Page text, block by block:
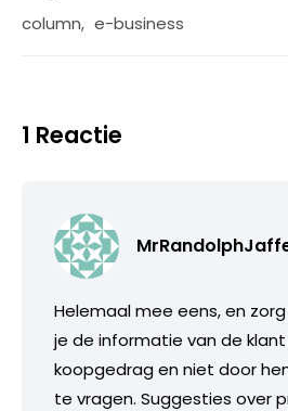
column, e-business
1 Reactie
Helemaal mee eens, en
je de informatie van de
koopgedrag en niet door
te vragen. Suggesties over